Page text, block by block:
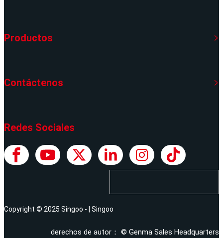
Productos
Contáctenos
Redes Sociales
Copyright © 2025 Singoo - | Singoo
derechos de autor： © Genma Sales Headquarters